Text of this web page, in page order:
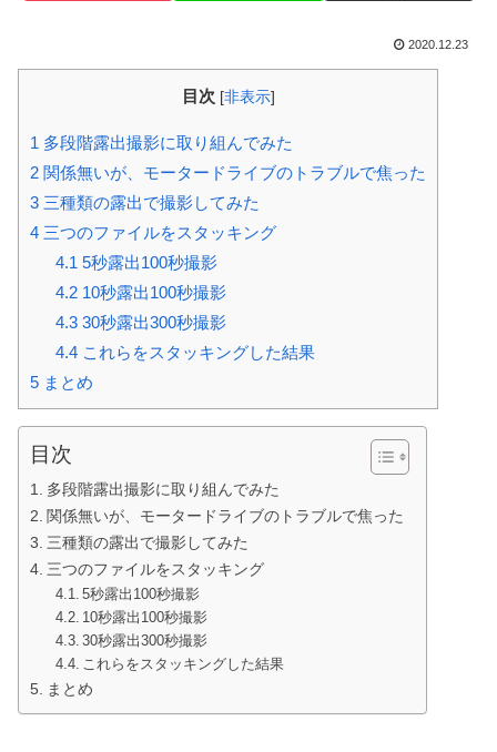
2020.12.23
目次 [非表示]
1 多段階露出撮影に取り組んでみた
2 関係無いが、モータードライブのトラブルで焦った
3 三種類の露出で撮影してみた
4 三つのファイルをスタッキング
4.1 5秒露出100秒撮影
4.210秒露出100秒撮影
4.330秒露出300秒撮影
4.4これらをスタッキングした結果
5 まとめ
目次
多段階露出撮影に取り組んでみた
関係無いが、モータードライブのトラブルで焦った
三種類の露出で撮影してみた
三つのファイルをスタッキング
5秒露出100秒撮影
10秒露出100秒撮影
30秒露出300秒撮影
これらをスタッキングした結果
まとめ